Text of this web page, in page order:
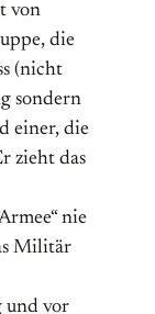
von
die
(nicht
sondern
einer, die
zieht das
nie
Militär
und vor